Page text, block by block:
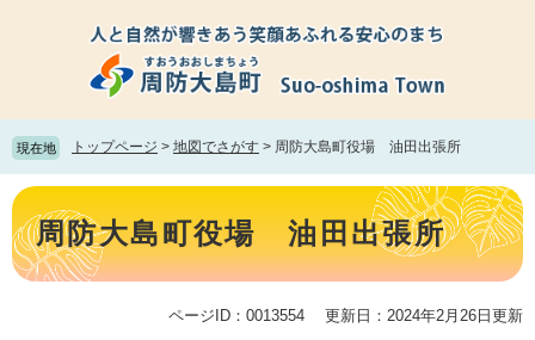
頭
で
す。
飛
ば
て
本
文
現在地 トップページ > 地図でさがす > 周防大島町役場 油田出張所
本
文 周防大島町役場 油田出張所
ページID：0013554 更新日：2024年2月26日更新